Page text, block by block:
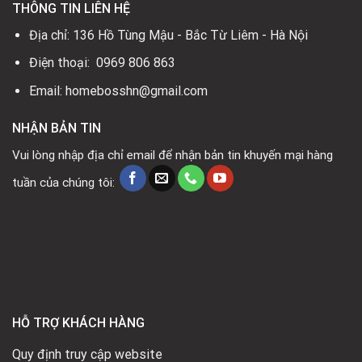
THÔNG TIN LIÊN HỆ
Địa chỉ: 136 Hồ Tùng Mậu - Bắc Từ Liêm - Hà Nội
Điện thoại: 0969 806 863
Email: homebosshn@gmail.com
NHẬN BẢN TIN
Vui lòng nhập địa chỉ email để nhận bản tin khuyến mại hàng
tuần của chúng tôi:
HỖ TRỢ KHÁCH HÀNG
Quy định truy cập website